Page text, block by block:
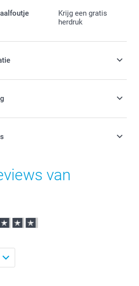
Krijg een gratis
herdruk
(€) inclusief BTW en exclusief
van